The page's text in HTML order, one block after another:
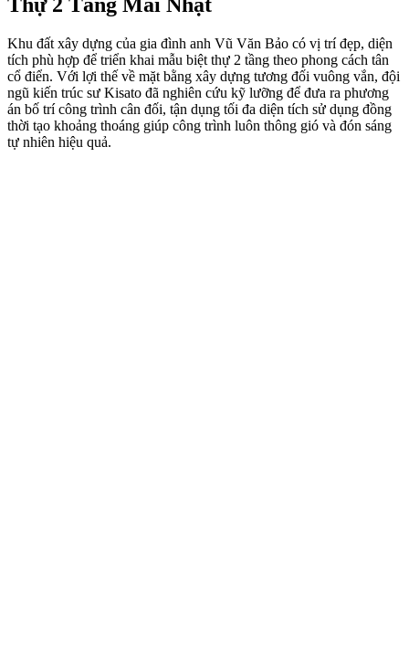
Khu đất xây dựng của gia đình anh Vũ Văn Bảo có vị trí đẹp, diện
tích phù hợp để triển khai mẫu biệt thự 2 tầng theo phong cách tân
cổ điển. Với lợi thế về mặt bằng xây dựng tương đối vuông vắn, đội
ngũ kiến trúc sư Kisato đã nghiên cứu kỹ lưỡng để đưa ra phương
án bố trí công trình cân đối, tận dụng tối đa diện tích sử dụng đồng
thời tạo khoảng thoáng giúp công trình luôn thông gió và đón sáng
tự nhiên hiệu quả.